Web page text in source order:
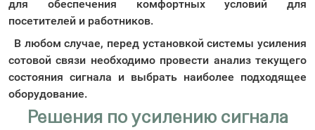
для обеспечения комфортных условий для
посетителей и работников.
В любом случае, перед установкой системы усиления
сотовой связи необходимо провести анализ текущего
состояния сигнала и выбрать наиболее подходящее
оборудование.
Решения по усилению сигнала